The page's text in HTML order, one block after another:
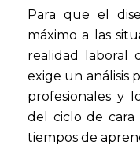
Para que el
máximo a las
realidad laboral
exige un análisis
profesionales y
del ciclo de cara
tiempos de